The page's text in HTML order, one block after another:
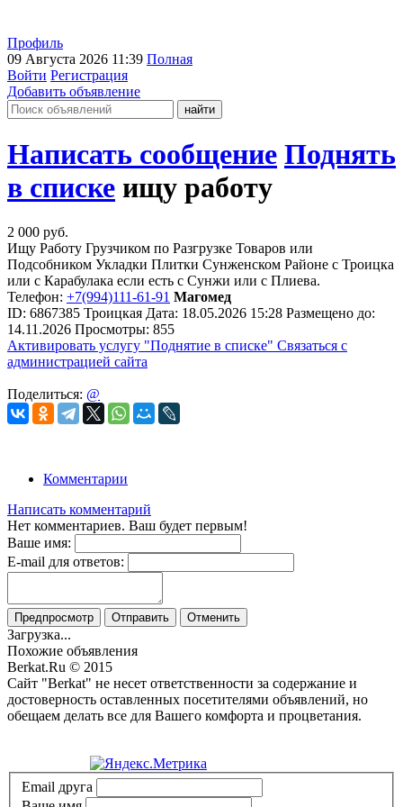
Профиль
09 Августа 2026 11:39 Полная
Войти Регистрация
Добавить объявление
Написать сообщение Поднять
в списке ищу работу
2 000 руб.
Ищу Работу Грузчиком по Разгрузке Товаров или
Подсобником Укладки Плитки Сунженском Районе с Троицка
или с Карабулака если есть с Сунжи или с Плиева.
Телефон: +7(994)111-61-91 Магомед
ID: 6867385 Троицкая Дата: 18.05.2026 15:28 Размещено до:
14.11.2026 Просмотры: 855
Активировать услугу "Поднятие в списке" Связаться с
администрацией сайта
Поделиться: @
Комментарии
Написать комментарий
Нет комментариев. Ваш будет первым!
Ваше имя:
E-mail для ответов:
Предпросмотр Отправить Отменить
Загрузка...
Похожие объявления
Berkat.Ru © 2015
Сайт "Berkat" не несет ответственности за содержание и
достоверность оставленных посетителями объявлений, но
обещаем делать все для Вашего комфорта и процветания.
Email друга